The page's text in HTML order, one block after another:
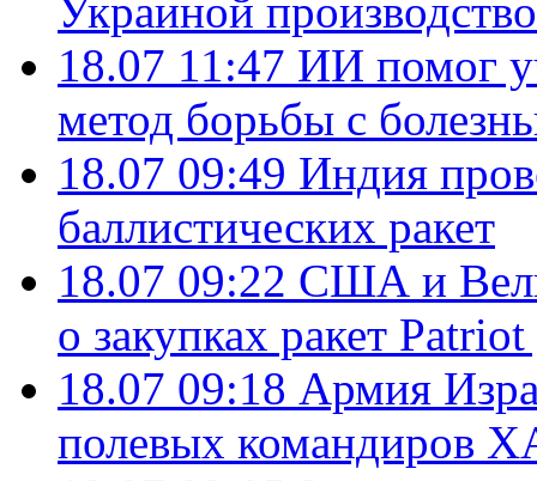
Украиной
18.07 11:47 ИИ помог
метод борьбы с
18.07 09:49 Индия
баллистических ракет
18.07 09:22 США и
о закупках ракет
18.07 09:18 Армия
полевых командиров